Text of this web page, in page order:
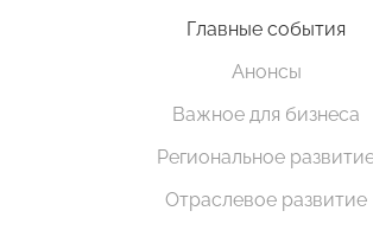
Главные события
Анонсы
Важное для бизнеса
Региональное
Отраслевое развитие